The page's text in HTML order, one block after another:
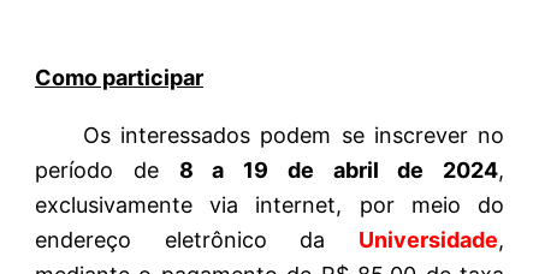
Como participar
Os interessados podem se inscrever no
período de 8 a 19 de abril de 2024,
exclusivamente via internet, por meio do
endereço eletrônico da Universidade,